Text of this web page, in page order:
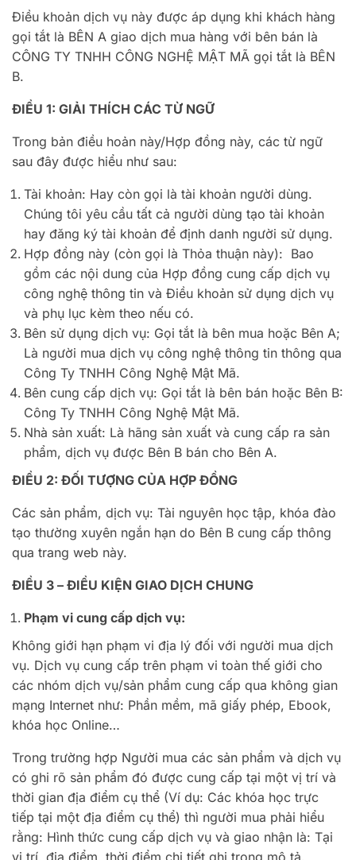
Điều khoản dịch vụ này được áp dụng khi khách hàng
gọi tắt là BÊN A giao dịch mua hàng với bên bán là
CÔNG TY TNHH CÔNG NGHỆ MẬT MÃ gọi tắt là BÊN
B.
ĐIỀU 1: GIẢI THÍCH CÁC TỪ NGỮ
Trong bản điều hoản này/Hợp đồng này, các từ ngữ
sau đây được hiểu như sau:
Tài khoản: Hay còn gọi là tài khoản người dùng.
Chúng tôi yêu cầu tất cả người dùng tạo tài khoản
hay đăng ký tài khoản để định danh người sử dụng.
Hợp đồng này (còn gọi là Thỏa thuận này): Bao
gồm các nội dung của Hợp đồng cung cấp dịch vụ
công nghệ thông tin và Điều khoản sử dụng dịch vụ
và phụ lục kèm theo nếu có.
Bên sử dụng dịch vụ: Gọi tắt là bên mua hoặc Bên A;
Là người mua dịch vụ công nghệ thông tin thông qua
Công Ty TNHH Công Nghệ Mật Mã.
Bên cung cấp dịch vụ: Gọi tắt là bên bán hoặc Bên B:
Công Ty TNHH Công Nghệ Mật Mã.
Nhà sản xuất: Là hãng sản xuất và cung cấp ra sản
phẩm, dịch vụ được Bên B bán cho Bên A.
ĐIỀU 2: ĐỐI TƯỢNG CỦA HỢP ĐỒNG
Các sản phẩm, dịch vụ: Tài nguyên học tập, khóa đào
tạo thường xuyên ngắn hạn do Bên B cung cấp thông
qua trang web này.
ĐIỀU 3 – ĐIỀU KIỆN GIAO DỊCH CHUNG
Phạm vi cung cấp dịch vụ:
Không giới hạn phạm vi địa lý đối với người mua dịch
vụ. Dịch vụ cung cấp trên phạm vi toàn thế giới cho
các nhóm dịch vụ/sản phẩm cung cấp qua không gian
mạng Internet như: Phần mềm, mã giấy phép, Ebook,
khóa học Online…
Trong trường hợp Người mua các sản phẩm và dịch vụ
có ghi rõ sản phẩm đó được cung cấp tại một vị trí và
thời gian địa điểm cụ thể (Ví dụ: Các khóa học trực
tiếp tại một địa điểm cụ thể) thì người mua phải hiểu
rằng: Hình thức cung cấp dịch vụ và giao nhận là: Tại